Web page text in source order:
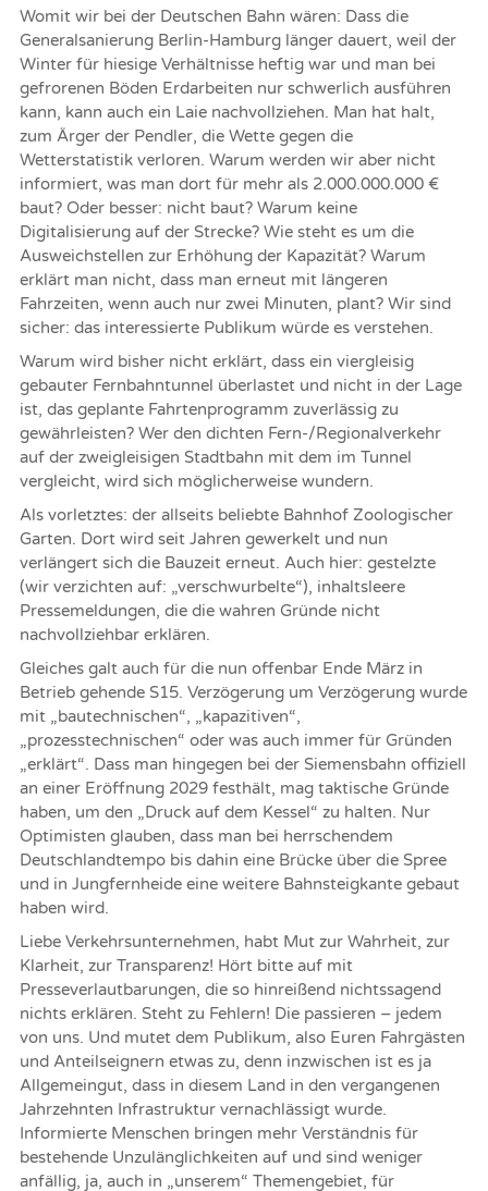
Womit wir bei der Deutschen Bahn wären: Dass die
Generalsanierung Berlin-Hamburg länger dauert, weil der
Winter für hiesige Verhältnisse heftig war und man bei
gefrorenen Böden Erdarbeiten nur schwerlich ausführen
kann, kann auch ein Laie nachvollziehen. Man hat halt,
zum Ärger der Pendler, die Wette gegen die
Wetterstatistik verloren. Warum werden wir aber nicht
informiert, was man dort für mehr als 2.000.000.000 €
baut? Oder besser: nicht baut? Warum keine
Digitalisierung auf der Strecke? Wie steht es um die
Ausweichstellen zur Erhöhung der Kapazität? Warum
erklärt man nicht, dass man erneut mit längeren
Fahrzeiten, wenn auch nur zwei Minuten, plant? Wir sind
sicher: das interessierte Publikum würde es verstehen.
Warum wird bisher nicht erklärt, dass ein viergleisig
gebauter Fernbahntunnel überlastet und nicht in der Lage
ist, das geplante Fahrtenprogramm zuverlässig zu
gewährleisten? Wer den dichten Fern-/Regionalverkehr
auf der zweigleisigen Stadtbahn mit dem im Tunnel
vergleicht, wird sich möglicherweise wundern.
Als vorletztes: der allseits beliebte Bahnhof Zoologischer
Garten. Dort wird seit Jahren gewerkelt und nun
verlängert sich die Bauzeit erneut. Auch hier: gestelzte
(wir verzichten auf: „verschwurbelte“), inhaltsleere
Pressemeldungen, die die wahren Gründe nicht
nachvollziehbar erklären.
Gleiches galt auch für die nun offenbar Ende März in
Betrieb gehende S15. Verzögerung um Verzögerung wurde
mit „bautechnischen“, „kapazitiven“,
„prozesstechnischen“ oder was auch immer für Gründen
„erklärt“. Dass man hingegen bei der Siemensbahn offiziell
an einer Eröffnung 2029 festhält, mag taktische Gründe
haben, um den „Druck auf dem Kessel“ zu halten. Nur
Optimisten glauben, dass man bei herrschendem
Deutschlandtempo bis dahin eine Brücke über die Spree
und in Jungfernheide eine weitere Bahnsteigkante gebaut
haben wird.
Liebe Verkehrsunternehmen, habt Mut zur Wahrheit, zur
Klarheit, zur Transparenz! Hört bitte auf mit
Presseverlautbarungen, die so hinreißend nichtssagend
nichts erklären. Steht zu Fehlern! Die passieren – jedem
von uns. Und mutet dem Publikum, also Euren Fahrgästen
und Anteilseignern etwas zu, denn inzwischen ist es ja
Allgemeingut, dass in diesem Land in den vergangenen
Jahrzehnten Infrastruktur vernachlässigt wurde.
Informierte Menschen bringen mehr Verständnis für
bestehende Unzulänglichkeiten auf und sind weniger
anfällig, ja, auch in „unserem“ Themengebiet, für